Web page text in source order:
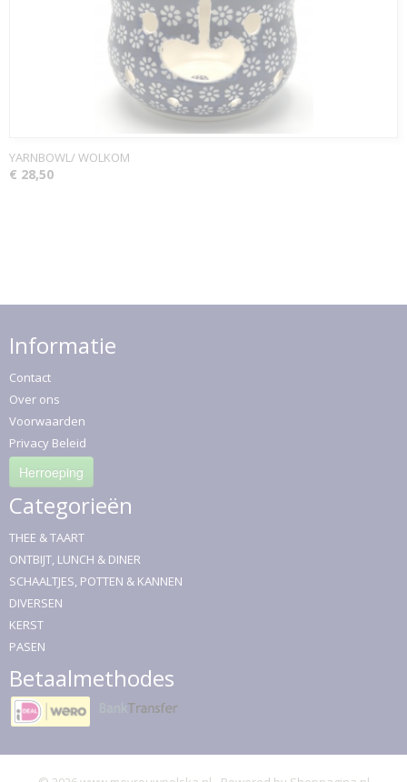
YARNBOWL/ WOLKOM
€ 28,50
Informatie
Contact
Over ons
Voorwaarden
Privacy Beleid
Herroeping
Categorieën
THEE & TAART
ONTBIJT, LUNCH & DINER
SCHAALTJES, POTTEN & KANNEN
DIVERSEN
KERST
PASEN
Betaalmethodes